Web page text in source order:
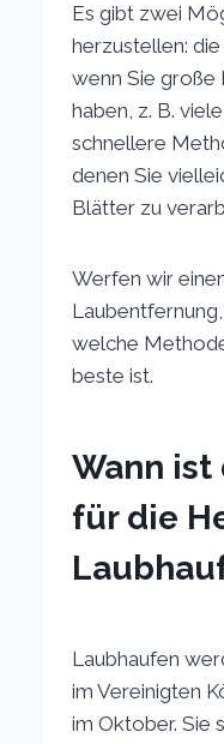
Es gibt zwei
herzustellen:
wenn Sie große
haben, z. B.
schnellere
denen Sie
Blätter zu
Werfen wir
welche
beste ist.
Wann
für die
Laubhaufen
im Vereinigten
im Oktober. Sie